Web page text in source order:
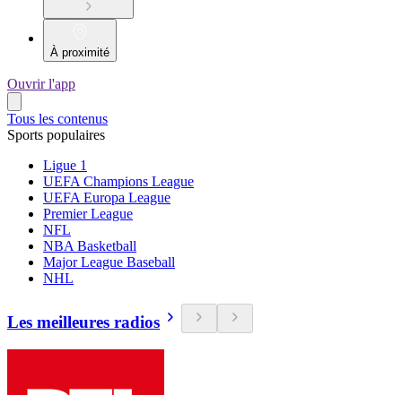
À proximité
Ouvrir l'app
Tous les contenus
Sports populaires
Ligue 1
UEFA Champions League
UEFA Europa League
Premier League
NFL
NBA Basketball
Major League Baseball
NHL
Les meilleures radios